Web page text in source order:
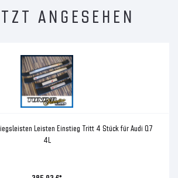
ANGESEHEN
Leisten Einstieg Tritt 4 Stück für Audi Q7
4L